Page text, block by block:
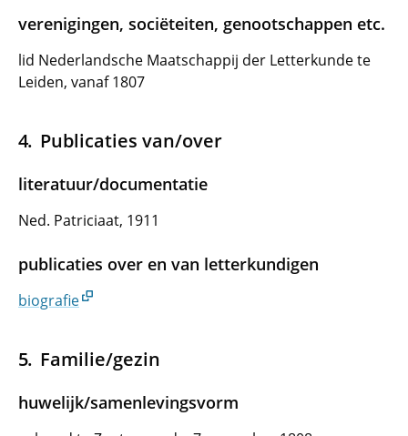
verenigingen, sociëteiten, genootschappen etc.
lid Nederlandsche Maatschappij der Letterkunde te
Leiden, vanaf 1807
Publicaties van/over
literatuur/documentatie
Ned. Patriciaat, 1911
publicaties over en van letterkundigen
biografie
Familie/gezin
huwelijk/samenlevingsvorm